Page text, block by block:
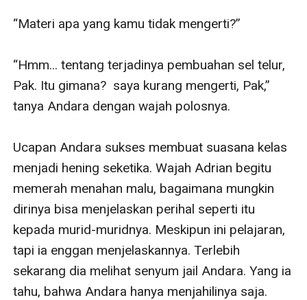
“Materi apa yang kamu tidak mengerti?”
“Hmm... tentang terjadinya pembuahan sel telur,
Pak. Itu gimana?  saya kurang mengerti, Pak,”
tanya Andara dengan wajah polosnya.
Ucapan Andara sukses membuat suasana kelas
menjadi hening seketika. Wajah Adrian begitu
memerah menahan malu, bagaimana mungkin
dirinya bisa menjelaskan perihal seperti itu
kepada murid-muridnya. Meskipun ini pelajaran,
tapi ia enggan menjelaskannya. Terlebih
sekarang dia melihat senyum jail Andara. Yang ia
tahu, bahwa Andara hanya menjahilinya saja.